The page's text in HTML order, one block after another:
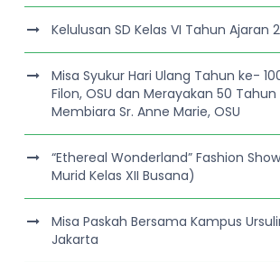
Kelulusan SD Kelas VI Tahun Ajaran
Misa Syukur Hari Ulang Tahun ke-
Filon, OSU dan Merayakan 50 Tahun
Membiara Sr. Anne Marie, OSU
“Ethereal Wonderland” Fashion
Murid Kelas XII Busana)
Misa Paskah Bersama Kampus
Jakarta